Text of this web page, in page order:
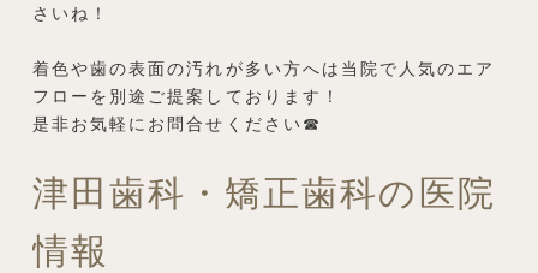
さいね！
着色や歯の表面の汚れが多い方へは当院で人気のエア
フローを別途ご提案しております！
是非お気軽にお問合せください☎
津田歯科・矯正歯科の医院
情報